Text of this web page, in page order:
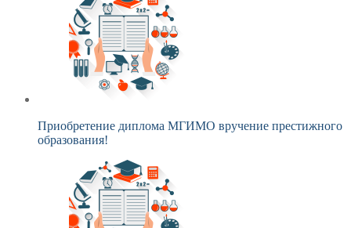
Приобретение диплома МГИМО вручение престижного
образования!